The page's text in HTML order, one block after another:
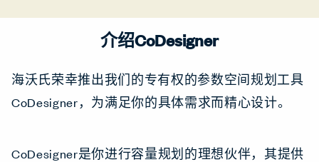
介绍CoDesigner
海沃氏荣幸推出我们的专有权的参数空间规划工具
CoDesigner，为满足你的具体需求而精心设计。
CoDesigner是你进行容量规划的理想伙伴，其提供